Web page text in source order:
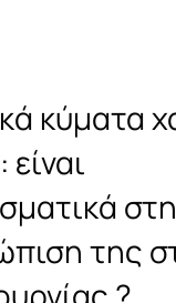
κύματα
της